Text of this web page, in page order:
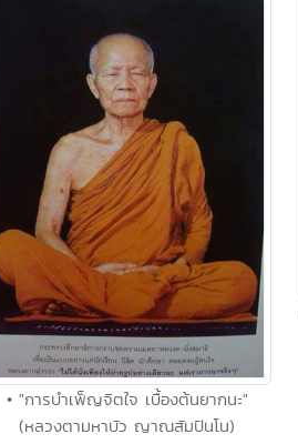
• "การบำเพ็ญจิตใจ เบื้องต้นยากนะ"
(หลวงตามหาบัว ญาณสัมปันโน)